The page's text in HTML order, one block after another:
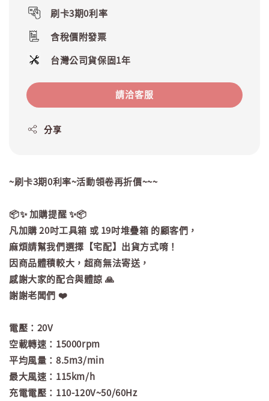
刷卡3期0利率
含稅價附發票
台灣公司貨保固1年
請洽客服
分享
~刷卡3期0利率~活動領卷再折價~~~
📦✨ 加購提醒 ✨📦
凡加購 20吋工具箱 或 19吋堆疊箱 的顧客們，
麻煩請幫我們選擇【宅配】出貨方式唷！
因商品體積較大，超商無法寄送，
感謝大家的配合與體諒 🙏
謝謝老闆們 ❤️
電壓：20V
空載轉速：15000rpm
平均風量：8.5m3/min
最大風速：115km/h
充電電壓：110-120V~50/60Hz